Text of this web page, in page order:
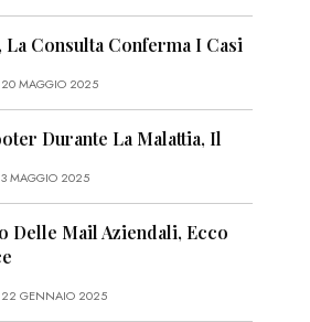
La Consulta Conferma I Casi
20 MAGGIO 2025
Durante La Malattia, Il
3 MAGGIO 2025
Delle Mail Aziendali, Ecco
22 GENNAIO 2025